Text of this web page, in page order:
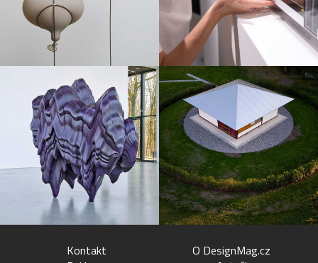
Kontakt
O DesignMag.cz